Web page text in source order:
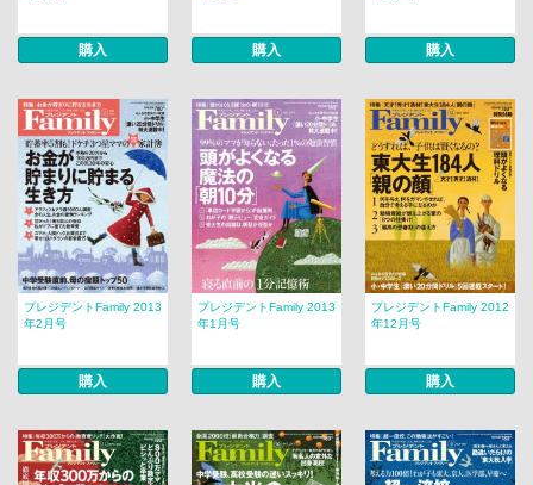
購入 購入 購入
プレジデントFamily 2013
年2月号
購入
プレジデントFamily 2013
年1月号
購入
プレジデントFamily 2012
年12月号
購入